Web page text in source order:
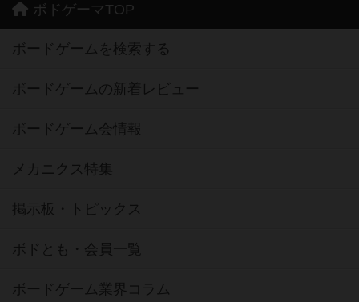
ボドゲーマTOP
ボードゲームを検索する
ボードゲームの新着レビュー
ボードゲーム会情報
メカニクス特集
掲示板・トピックス
ボドとも・会員一覧
ボードゲーム業界コラム